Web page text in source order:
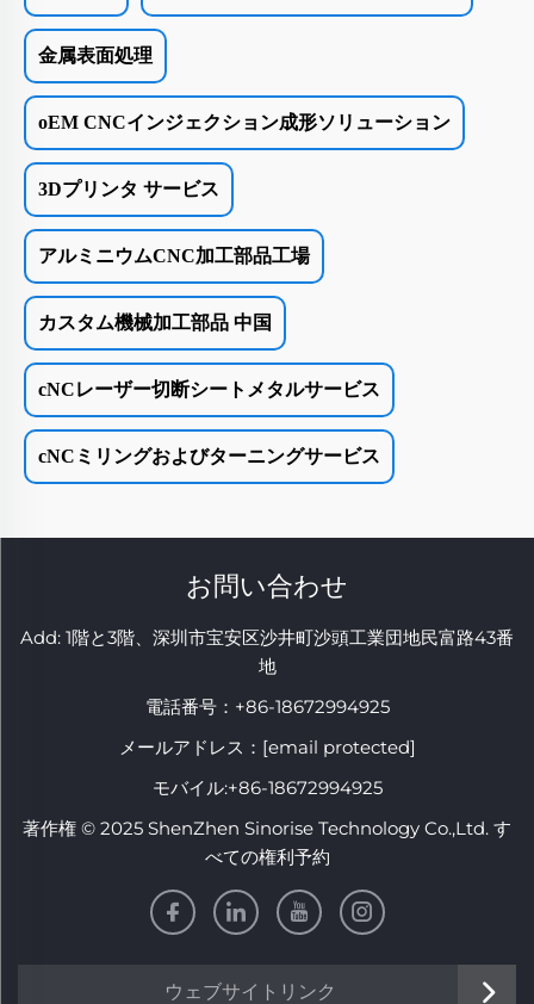
金属表面処理
oEM CNCインジェクション成形ソリューション
3Dプリンタ サービス
アルミニウムCNC加工部品工場
カスタム機械加工部品 中国
cNCレーザー切断シートメタルサービス
cNCミリングおよびターニングサービス
お問い合わせ
Add: 1階と3階、深圳市宝安区沙井町沙頭工業団地民富路43番
地
電話番号： +86-18672994925
メールアドレス： [email protected]
モバイル:+86-18672994925
著作権 © 2025 ShenZhen Sinorise Technology Co.,Ltd. す
べての権利予約
ウェブサイトリンク